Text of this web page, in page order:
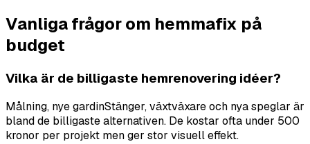
Vanliga frågor om hemmafix på
budget
Vilka är de billigaste hemrenovering idéer?
Målning, nye gardinStänger, växtväxare och nya speglar är
bland de billigaste alternativen. De kostar ofta under 500
kronor per projekt men ger stor visuell effekt.